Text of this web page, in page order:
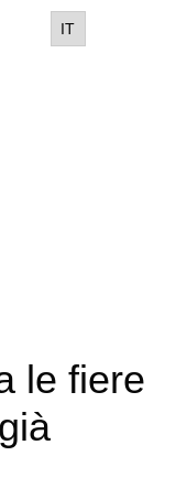
IT
le fiere